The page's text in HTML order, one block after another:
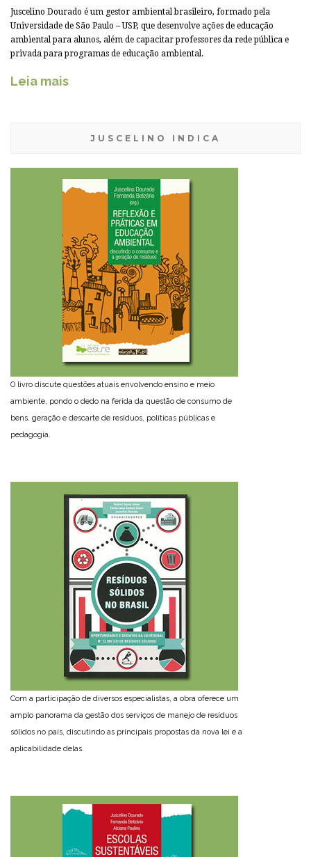
Juscelino Dourado é um gestor ambiental brasileiro, formado pela
Universidade de São Paulo – USP, que desenvolve ações de educação
ambiental para alunos, além de capacitar professores da rede pública e
privada para programas de educação ambiental.
Leia mais
JUSCELINO INDICA
O livro discute questões atuais envolvendo ensino e meio
ambiente, pondo o dedo na ferida da questão de consumo de
bens, geração e descarte de resíduos, políticas públicas e
pedagogia.
Com a participação de diversos especialistas, a obra oferece um
amplo panorama da gestão dos serviços de manejo de resíduos
sólidos no país, discutindo as principais propostas da nova lei e a
aplicabilidade delas.